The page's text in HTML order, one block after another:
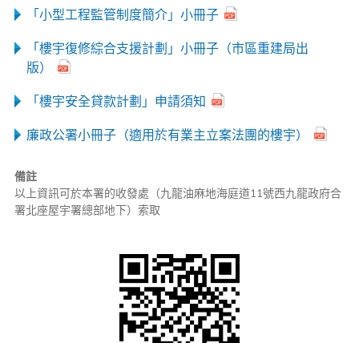
「小型工程監管制度簡介」小冊子
「樓宇復修綜合支援計劃」小冊子（市區重建局出
版）
「樓宇安全貸款計劃」申請須知
廉政公署小冊子（適用於有業主立案法團的樓宇）
備註
以上資訊可於本署的收發處（九龍油麻地海庭道11號西九龍政府合
署北座屋宇署總部地下）索取